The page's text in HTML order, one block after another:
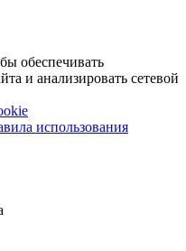
обеспечивать
и анализировать сетевой
использования